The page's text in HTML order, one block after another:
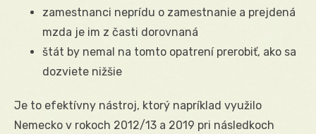
zamestnanci neprídu o zamestnanie a prejdená
mzda je im z časti dorovnaná
štát by nemal na tomto opatrení prerobiť, ako sa
dozviete nižšie
Je to efektívny nástroj, ktorý napríklad využilo
Nemecko v rokoch 2012/13 a 2019 pri následkoch